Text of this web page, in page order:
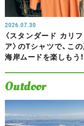
2026.07.30
〈スタンダード カリ
ア〉のTシャツで、こ
海岸ムードを楽しもう！
Outdoor